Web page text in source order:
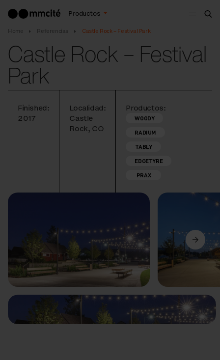
Productos
Menú
Home Referencias Castle Rock – Festival Park
Castle Rock – Festival
Park
Finished:
2017
Localidad:
Castle
Rock, CO
Productos:
WOODY
RADIUM
TABLY
EDGETYRE
PRAX
Anterior Siguiente